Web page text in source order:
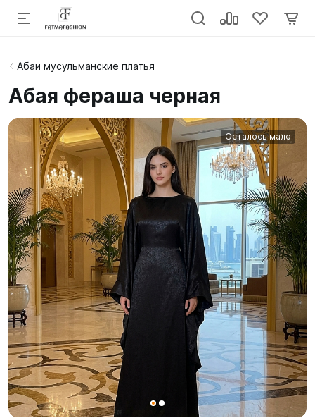
Абаи мусульманские платья
Абая фераша черная
Осталось мало